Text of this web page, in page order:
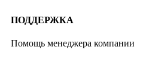
ПОДДЕРЖКА
Помощь менеджера компании